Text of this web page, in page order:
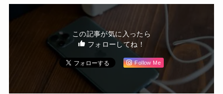
この記事が気に入ったら
フォローしてね！
Follow Me